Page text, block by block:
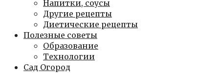
Напитки, соусы
Другие рецепты
Диетические рецепты
Полезные советы
Образование
Технологии
Сад Огород